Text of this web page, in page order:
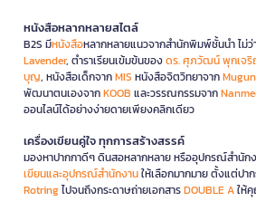
หนังสือหลากหลายสไตล์
B2S มีหนังสือหลากหลายแนวจากสำนักพิมพ์ชั้นนำ ไม่
Lavender, ตำราเรียนเข้มข้นของดร. ศุภวัฒน์ พุกเจ
บุญ, หนังสือเด็กจากMIS หนังสือจิตวิทยาจาก
พัฒนาตนเองจากKOOB และวรรณกรรมจาก
ออนไลน์ได้อย่างง่ายดายเพียงคลิกเดียว
เครื่องเขียนคู่ใจ ทุกการสร้างสรรค์
มองหาปากกาดีๆ ดินสอหลากหลาย หรืออุปกรณ์สำนัก
เขียนและอุปกรณ์สำนักงานให้เลือกมากมาย ตั้งแต่ปา
Rotringไปจนถึงกระดาษถ่ายเอกสารDOUBLE Aให้